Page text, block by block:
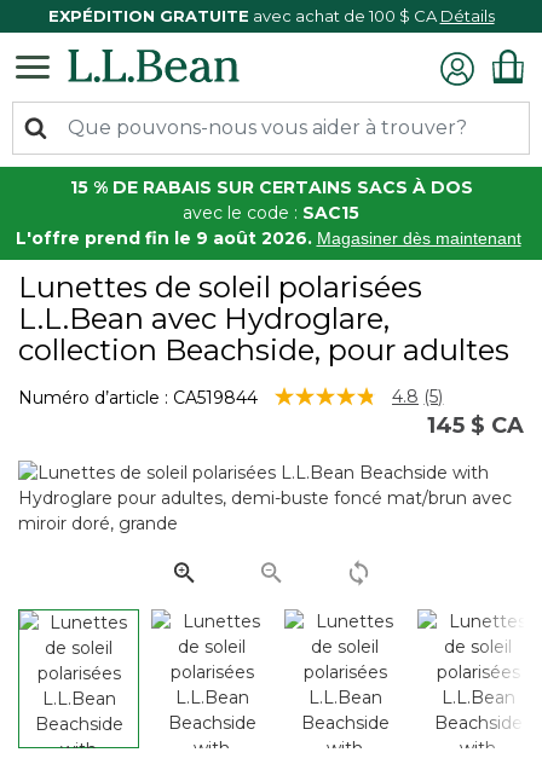
EXPÉDITION GRATUITE avec achat de 100 $ CA Détails
15 % DE RABAIS SUR CERTAINS SACS À DOS
avec le code : SAC15
L'offre prend fin le 9 août 2026. Magasiner dès maintenant
Lunettes de soleil polarisées
L.L.Bean avec Hydroglare,
collection Beachside, pour adultes
Numéro d’article : CA519844 5 sur 5 Évaluation des clients
4.8 Lire
les
Lien
vers
(5)
145 $ CA